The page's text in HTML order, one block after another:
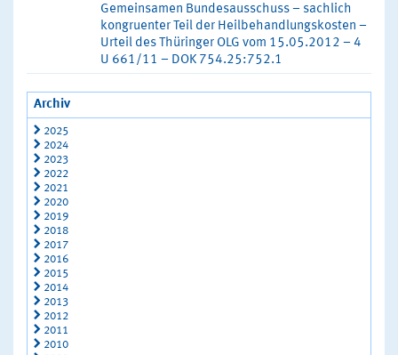
Gemeinsamen Bundesausschuss – sachlich
kongruenter Teil der Heilbehandlungskosten –
Urteil des Thüringer OLG vom 15.05.2012 – 4
U 661/11 – DOK 754.25:752.1
Archiv
2025
2024
2023
2022
2021
2020
2019
2018
2017
2016
2015
2014
2013
2012
2011
2010